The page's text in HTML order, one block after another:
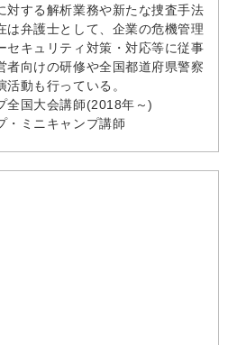
対する解析業務や新たな捜査手法
は弁護士として、企業の危機管理
セキュリティ対策・対応等に従事
者向けの研修や全国都道府県警察
動も行っている。
全国大会講師(2018年～)
・ミニキャンプ講師